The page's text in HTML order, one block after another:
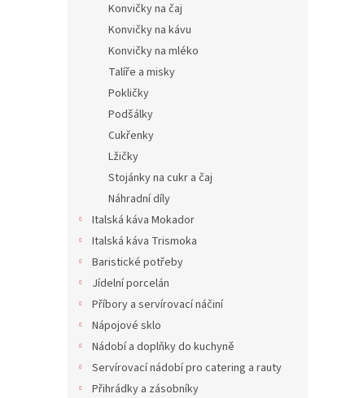
Konvičky na čaj
Konvičky na kávu
Konvičky na mléko
Talíře a misky
Pokličky
Podšálky
Cukřenky
Lžičky
Stojánky na cukr a čaj
Náhradní díly
Italská káva Mokador
Italská káva Trismoka
Baristické potřeby
Jídelní porcelán
Příbory a servírovací náčiní
Nápojové sklo
Nádobí a doplňky do kuchyně
Servírovací nádobí pro catering a rauty
Přihrádky a zásobníky